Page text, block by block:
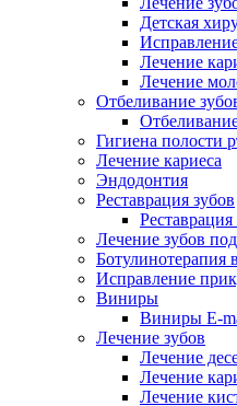
Детская
Лечение
Лечение
Отбеливание
Гигиена полости
Лечение кариеса
Эндодонтия
Реставрация зубов
Лечение зубов
Исправление
Виниры
Виниры E-
Лечение зубов
Лечение
Лечение
Лечение